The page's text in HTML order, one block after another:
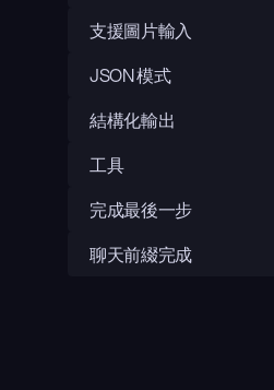
支援圖片輸入
JSON 模式
結構化輸出
工具
完成最後一步
聊天前綴完成